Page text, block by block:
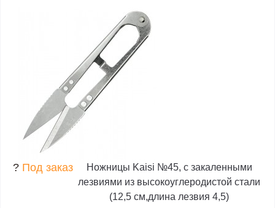
? Под заказ
Ножницы Kaisi №45, с закаленными
лезвиями из высокоуглеродистой стали
(12,5 см,длина лезвия 4,5)